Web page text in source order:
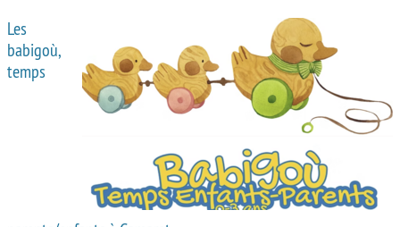
Autour de la jeunesse
Autour de l’école
Face au handicap
Face au deuil
Les
babigoù,
temps